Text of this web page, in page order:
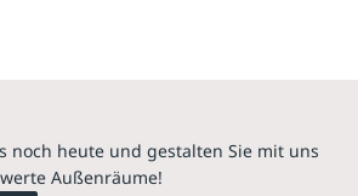
noch heute und gestalten Sie mit uns
Außenräume!